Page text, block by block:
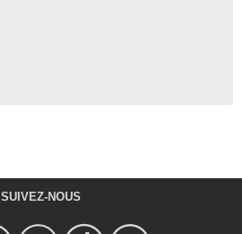
SUIVEZ-NOUS